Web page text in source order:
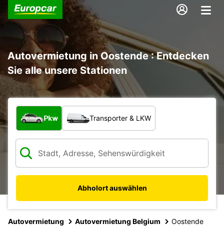
Autovermietung in Oostende : Entdecken
Sie alle unsere Stationen
Welche Art von Fahrzeug?
Pkw Transporter & LKW
Abholort auswählen
Autovermietung Autovermietung Belgium Oostende